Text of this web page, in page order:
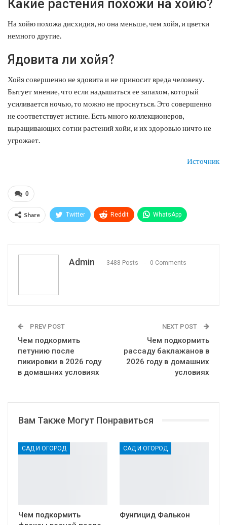
Какие растения похожи на хойю?
На хойю похожа дисхидия, но она меньше, чем хойя, и цветки
немного другие.
Ядовита ли хойя?
Хойя совершенно не ядовита и не приносит вреда человеку.
Бытует мнение, что если надышаться ее запахом, который
усиливается ночью, то можно не проснуться. Это совершенно
не соответствует истине. Есть много коллекционеров,
выращивающих сотни растений хойи, и их здоровью ничто не
угрожает.
Источник
0
Share Twitter ReddIt WhatsApp
Admin 3488 Posts 0 Comments
PREV POST
Чем подкормить
петунию после
пикировки в 2026 году
в домашних условиях
NEXT POST
Чем подкормить
рассаду баклажанов в
2026 году в домашних
условиях
Вам Также Могут Понравиться
САД И ОГОРОД
Чем подкормить
САД И ОГОРОД
Фунгицид Фалькон